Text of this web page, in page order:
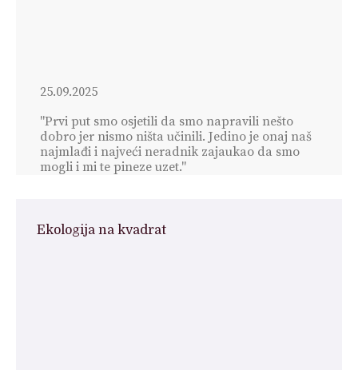
25.09.2025
"Prvi put smo osjetili da smo napravili nešto
dobro jer nismo ništa učinili. Jedino je onaj naš
najmlađi i najveći neradnik zajaukao da smo
mogli i mi te pineze uzet."
Ekologija na kvadrat